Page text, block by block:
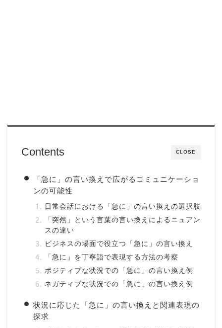
CLOSE
Contents
「急に」の言い換えで広がるコミュニケーショ
ンの可能性
日常会話における「急に」の言い換えの選択肢
「突然」という言葉の言い換えによるニュアン
スの違い
ビジネスの場面で役立つ「急に」の言い換え
「急に」を丁寧語で表現する方法の考察
ポジティブな状況での「急に」の言い換え例
ネガティブな状況での「急に」の言い換え例
状況に応じた「急に」の言い換えと関連表現の
探求